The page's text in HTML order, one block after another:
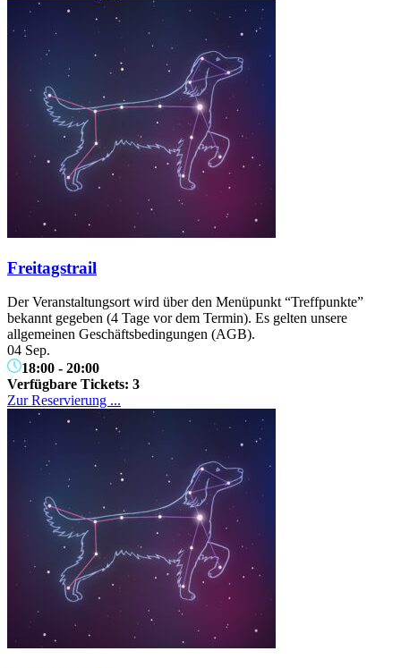
Freitagstrail
Der Veranstaltungsort wird über den Menüpunkt “Treffpunkte”
bekannt gegeben (4 Tage vor dem Termin). Es gelten unsere
allgemeinen Geschäftsbedingungen (AGB).
04 Sep.
18:00 - 20:00
Verfügbare Tickets: 3
Zur Reservierung ...